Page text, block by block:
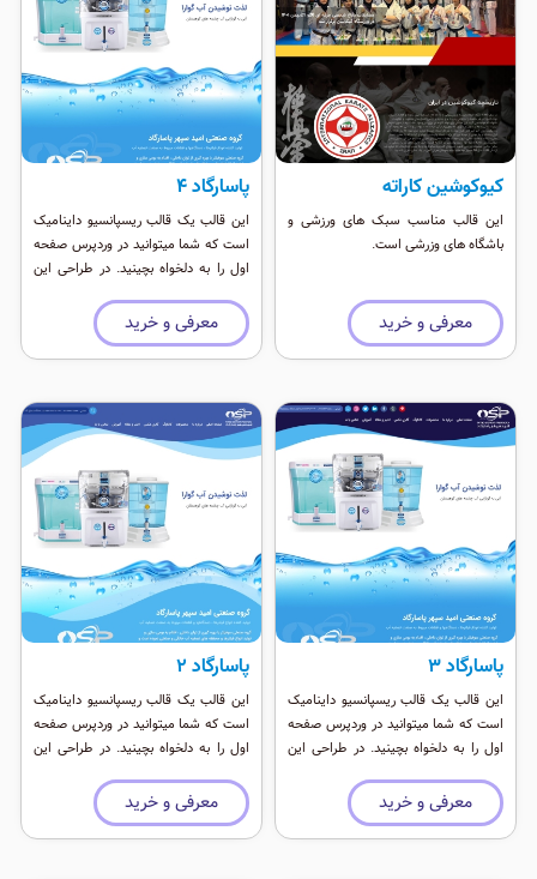
کیوکوشین کاراته
این قالب مناسب سبک های ورزشی و
باشگاه های وزرشی است.
معرفی و خرید
پاسارگاد ۴
این قالب یک قالب ریسپانسیو داینامیک
است که شما میتوانید در وردپرس صفحه
اول را به دلخواه بچینید. در طراحی این
بیش از ۸۴ ابزارک مختلف را برای طراحی
در اختیار شما قرار می دهد ٬‌به خاطر عدم
استفاده از افزونه های مختلف در وردپرس
بروز رسانی های وردپرس هیچ مشکلی
ندارد.
معرفی و خرید
پاسارگاد ۳
این قالب یک قالب ریسپانسیو داینامیک
است که شما میتوانید در وردپرس صفحه
اول را به دلخواه بچینید. در طراحی این
بیش از ۸۴ ابزارک مختلف را برای طراحی
در اختیار شما قرار می دهد ٬‌به خاطر عدم
استفاده از افزونه های مختلف در وردپرس
معرفی و خرید
پاسارگاد ۲
این قالب یک قالب ریسپانسیو داینامیک
است که شما میتوانید در وردپرس صفحه
اول را به دلخواه بچینید. در طراحی این
بیش از ۸۴ ابزارک مختلف را برای طراحی
در اختیار شما قرار می دهد ٬‌به خاطر عدم
استفاده از افزونه های مختلف در وردپرس
معرفی و خرید